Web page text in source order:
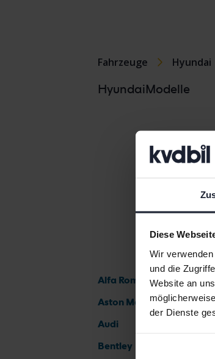
Diese
Wir
und die
Website an
der Dienste
Fahrzeuge Hyundai
HyundaiModelle
Alfa Romeo
Aston Martin
Audi
Bentley